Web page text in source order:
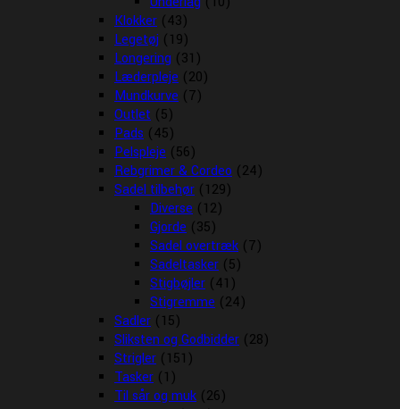
Klokker (43)
Legetøj (19)
Longering (31)
Læderpleje (20)
Mundkurve (7)
Outlet (5)
Pads (45)
Pelspleje (56)
Rebgrimer & Cordeo (24)
Sadel tilbehør (129)
Diverse (12)
Gjorde (35)
Sadel overtræk (7)
Sadeltasker (5)
Stigbøjler (41)
Stigremme (24)
Sadler (15)
Sliksten og Godbidder (28)
Strigler (151)
Tasker (1)
Til sår og muk (26)